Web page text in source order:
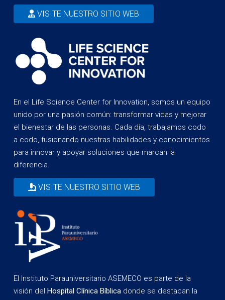
VISITE NUESTRO SITIO WEB
En el Life Science Center for Innovation, somos un equipo
unido por una pasión común: transformar vidas y mejorar
el bienestar de las personas. Cada día, trabajamos codo
a codo, fusionando nuestras habilidades y conocimientos
para innovar y apoyar soluciones que marcan la
diferencia.
VISITE NUESTRO SITIO WEB
El Instituto Parauniversitario ASEMECO es parte de la
visión del Hospital Clínica Bíblica donde se destacan la